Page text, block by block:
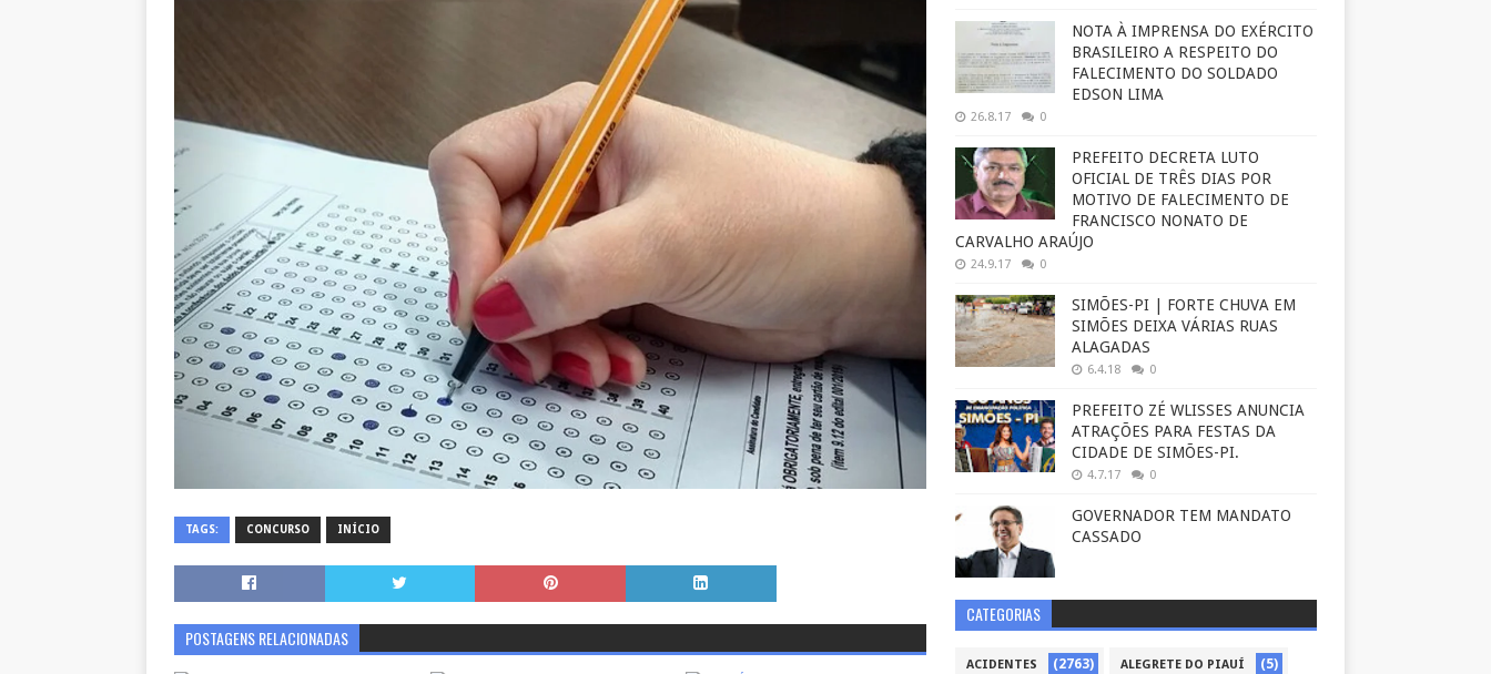
TAGS: CONCURSO INÍCIO
POSTAGENS RELACIONADAS
NOTA À IMPRENSA DO EXÉRCITO
BRASILEIRO A RESPEITO DO
FALECIMENTO DO SOLDADO
EDSON LIMA
26.8.17 0
PREFEITO DECRETA LUTO
OFICIAL DE TRÊS DIAS POR
MOTIVO DE FALECIMENTO DE
FRANCISCO NONATO DE
CARVALHO ARAÚJO
24.9.17 0
SIMÕES-PI | FORTE CHUVA EM
SIMÕES DEIXA VÁRIAS RUAS
ALAGADAS
6.4.18 0
PREFEITO ZÉ WLISSES ANUNCIA
ATRAÇÕES PARA FESTAS DA
CIDADE DE SIMÕES-PI.
4.7.17 0
GOVERNADOR TEM MANDATO
CASSADO
CATEGORIAS
ACIDENTES (2763) ALEGRETE DO PIAUÍ (5)